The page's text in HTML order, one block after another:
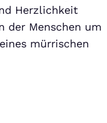
Herzlichkeit
der Menschen um
mürrischen